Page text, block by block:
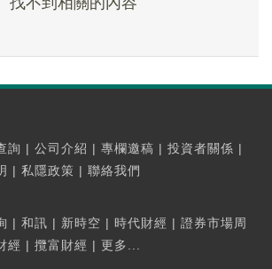
詢 | 公司介紹 | 專欄邀稿 | 投資者關係 |
| 私隱政策 | 聯絡我們
| 和訊 | 新時空 | 時代財經 | 證券市場周
經 | 攬富財經 | 更多...